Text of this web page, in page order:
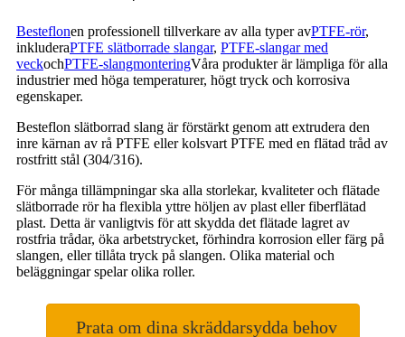
Besteflonen professionell tillverkare av alla typer avPTFE-rör,
inkluderaPTFE slätborrade slangar, PTFE-slangar med
veckochPTFE-slangmonteringVåra produkter är lämpliga för alla
industrier med höga temperaturer, högt tryck och korrosiva
egenskaper.
Besteflon slätborrad slang är förstärkt genom att extrudera den
inre kärnan av rå PTFE eller kolsvart PTFE med en flätad tråd av
rostfritt stål (304/316).
För många tillämpningar ska alla storlekar, kvaliteter och flätade
slätborrade rör ha flexibla yttre höljen av plast eller fiberflätad
plast. Detta är vanligtvis för att skydda det flätade lagret av
rostfria trådar, öka arbetstrycket, förhindra korrosion eller färg på
slangen, eller tillåta tryck på slangen. Olika material och
beläggningar spelar olika roller.
Prata om dina skräddarsydda behov